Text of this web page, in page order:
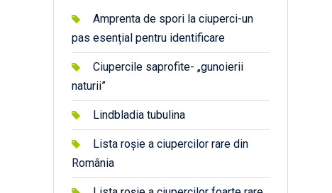
Amprenta de spori la ciuperci-un
pas esențial pentru identificare
Ciupercile saprofite- „gunoierii
naturii”
Lindbladia tubulina
Lista roșie a ciupercilor rare din
România